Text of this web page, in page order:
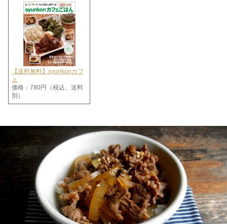
【送料無料】syunkonカフ
ェ
価格：780円（税込、送料
別）